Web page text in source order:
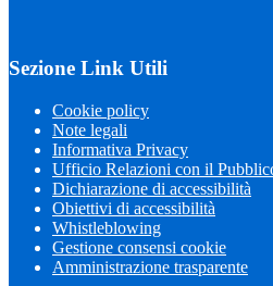
Sezione Link Utili
Cookie policy
Note legali
Informativa Privacy
Ufficio Relazioni con il
Dichiarazione di accessibilità
Obiettivi di accessibilità
Whistleblowing
Gestione consensi cookie
Amministrazione trasparente